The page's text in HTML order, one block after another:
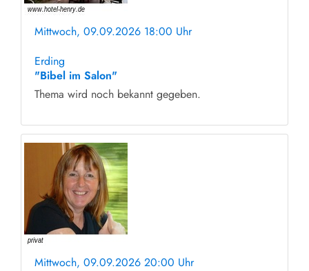
Mittwoch, 09.09.2026 18:00 Uhr
Erding
"Bibel im Salon"
Thema wird noch bekannt gegeben.
Mittwoch, 09.09.2026 20:00 Uhr